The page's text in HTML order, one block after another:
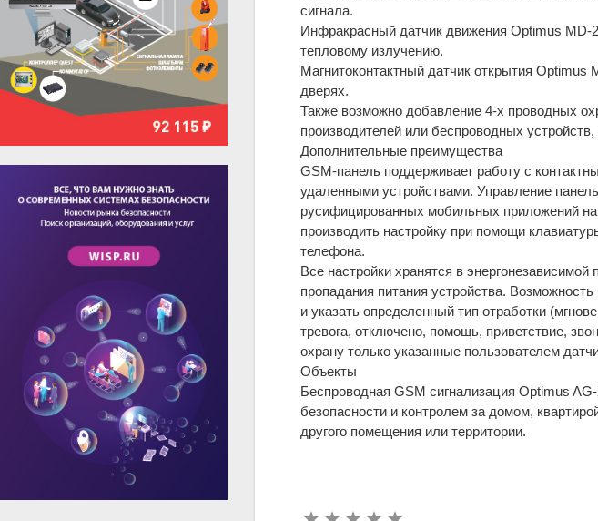
сигнала.
Инфракрасный датчик движения Optimus MD-
тепловому излучению.
Магнитоконтактный датчик открытия Optimus
дверях.
Также возможно добавление 4-х проводных
производителей или беспроводных
Дополнительные преимущества
GSM-панель поддерживает работу с
удаленными устройствами. Управление
русифицированных мобильных приложений
производить настройку при помощи
телефона.
Все настройки хранятся в
пропадания питания устройства.
и указать определенный тип отработки
тревога, отключено, помощь, приветствие,
охрану только указанные пользователем
Объекты
Беспроводная GSM сигнализация Optimus
безопасности и контролем за домом,
другого помещения или территории.